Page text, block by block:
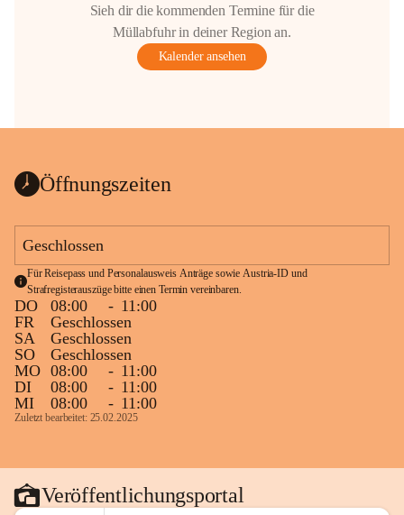
Sieh dir die kommenden Termine für die
Müllabfuhr in deiner Region an.
Kalender ansehen
Öffnungszeiten
Geschlossen
Für Reisepass und Personalausweis Anträge sowie Austria-ID und
Strafregisterauszüge bitte einen Termin vereinbaren.
DO 08:00 - 11:00
FR
Geschlossen
SA
Geschlossen
SO
Geschlossen
MO 08:00 - 11:00
DI
08:00 - 11:00
MI
08:00 - 11:00
Zuletzt bearbeitet: 25.02.2025
Veröffentlichungsportal